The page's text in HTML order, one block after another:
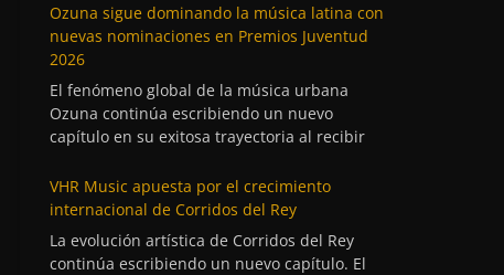
Ozuna sigue dominando la música latina con
nuevas nominaciones en Premios Juventud
2026
El fenómeno global de la música urbana
Ozuna continúa escribiendo un nuevo
capítulo en su exitosa trayectoria al recibir
VHR Music apuesta por el crecimiento
internacional de Corridos del Rey
La evolución artística de Corridos del Rey
continúa escribiendo un nuevo capítulo. El